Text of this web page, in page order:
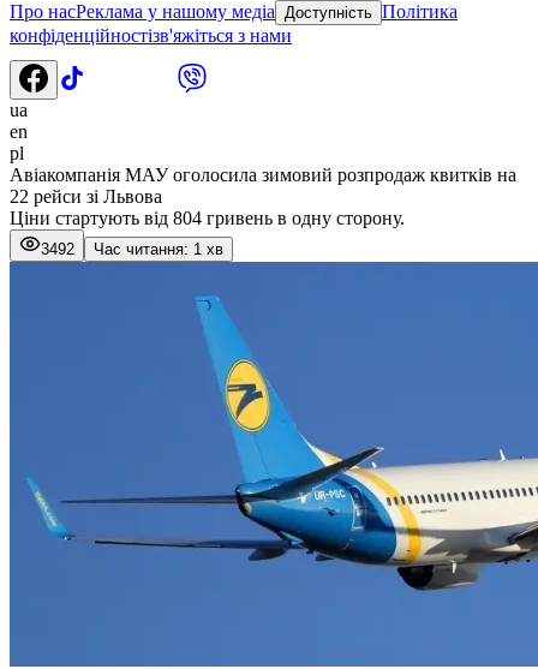
Про насРеклама у нашому медіа Доступність Політика
конфіденційностізв'яжіться з нами
ua
en
pl
Авіакомпанія МАУ оголосила зимовий розпродаж квитків на
22 рейси зі Львова
Ціни стартують від 804 гривень в одну сторону.
3492 Час читання: 1 хв